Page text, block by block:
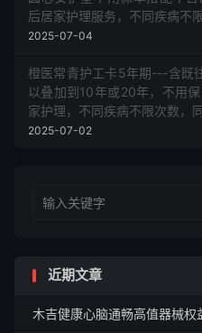
后居家护理服务，不同疾病不
2025-07-04
橙医常青护工卡5年期---含既
以叠加到10年或20年，不用
家护理，不同疾病不限次数，
2025-07-02
近期文章
木吉健康心脑通畅高值器械权